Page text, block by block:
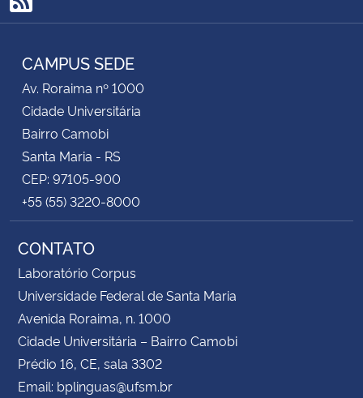
Secretaria-Geral
Secretaria de Governo
Gabinete de Segurança Institucional
Advocacia-Geral da União
Banco Central do Brasil
RSS
CAMPUS SEDE
Av. Roraima nº 1000
Cidade Universitária
Bairro Camobi
Santa Maria - RS
CEP: 97105-900
+55 (55) 3220-8000
CONTATO
Laboratório Corpus
Universidade Federal de Santa Maria
Avenida Roraima, n. 1000
Cidade Universitária – Bairro Camobi
Prédio 16, CE, sala 3302
Email: bplinguas@ufsm.br